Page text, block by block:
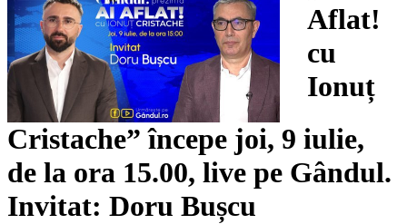
Aflat!
cu
Ionuț
Cristache” începe joi, 9 iulie,
de la ora 15.00, live pe Gândul.
Invitat: Doru Bușcu